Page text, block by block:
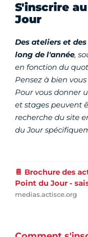
S'inscrire
Jour
Des ateliers et
long de l'année,
en fonction du
Pensez à bien
Pour vous donner
et stages peuvent
recherche du site
du Jour
📔 Brochure des
Point du Jour -
medias.actisce.org